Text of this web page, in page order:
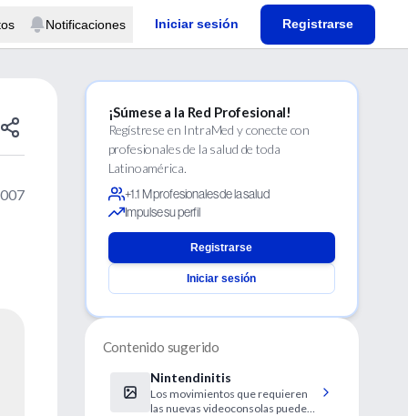
Notificaciones Iniciar sesión Registrarse
¡Súmese a la Red Profesional!
Regístrese en IntraMed y conecte con
profesionales de la salud de toda
Latinoamérica.
+1.1 M profesionales de la salud
Impulse su perfil
Registrarse
Iniciar sesión
Contenido sugerido
Nintendinitis
Los movimientos que requieren
las nuevas videoconsolas pueden